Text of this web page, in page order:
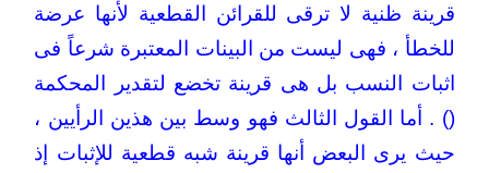
قرينة ظنية لا ترقى للقرائن القطعية لأنها عرضة
للخطأ ، فهى ليست من البينات المعتبرة شرعاً فى
اثبات النسب بل هى قرينة تخضع لتقدير المحكمة
() . أما القول الثالث فهو وسط بين هذين الرأيين ،
حيث يرى البعض أنها قرينة شبه قطعية للإثبات إذ